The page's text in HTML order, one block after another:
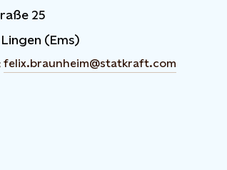
25
(Ems)
felix.braunheim@statkraft.com